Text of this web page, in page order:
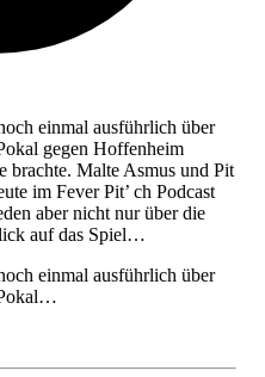
einmal ausführlich über
gegen Hoffenheim
brachte. Malte Asmus und Pit
im Fever Pit’ ch Podcast
aber nicht nur über die
auf das Spiel…
einmal ausführlich über